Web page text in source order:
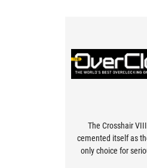
The Crosshair
cemented itself as
only choice for